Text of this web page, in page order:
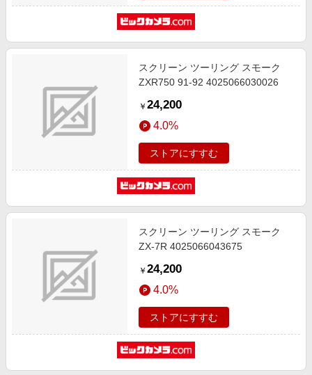
スクリーン ツーリング スモーク
ZXR750 91-92 4025066030026
￥ 24,200
4.0%
ストアにすすむ
スクリーン ツーリング スモーク
ZX-7R 4025066043675
￥ 24,200
4.0%
ストアにすすむ